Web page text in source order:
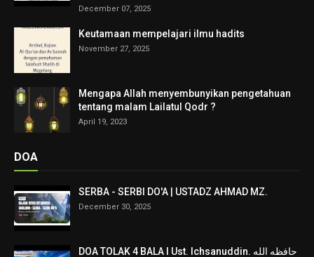
December 07, 2025
Keutamaan mempelajari ilmu hadits
November 27, 2025
Mengapa Allah menyembunyikan pengetahuan
tentang malam Lailatul Qodr ?
April 19, 2023
DOA
SERBA - SERBI DO'A | USTADZ AHMAD MZ.
December 30, 2025
DOA TOLAK 4 BALA I Ust. Ichsanuddin. حافظه الله